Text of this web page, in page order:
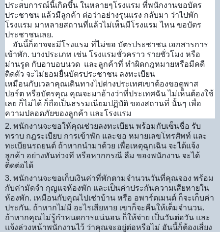
ประสบการณ์นี้เกิดขึ้น ในหลายๆโรงแรม ที่พนักงานขอบัตร
ประชาชน แล้วมีลูกค้า ต่อว่าอย่างรุนแรง กลับมา ว่าไปพัก
โรงแรม มาหลายสถานที่แล้วไม่เห็นมีโรงแรม ไหน ขอบัตร
ประชาชนเลย.
อันนี้ก็อาจจะมีโรงแรม ที่ไม่ขอ บัตรประชาชน เอกสารการ
เข้าพัก. บางประเภท เช่น โรงแรมชั่วคราว รายชั่วโมง หรือ
ม่านรูด กับอาบอบนวด และลูกค้าที่ ทำผิดกฎหมายหรือมีคดี
ติดตัว จะไม่ยอมยื่นบัตรประชาชน ลงทะเบียน
เหมือนกับเวลาคุณเดินทางไปต่างประเทศเขาต้องขอดูพาส
ปอร์ต หรือบัตรคุณ คุณจะมาอ้างว่าที่ประเทศฉัน ไม่เห็นต้องใช้
เลย ก็ไม่ได้ ก็ถือเป็นธรรมเนียมปฏิบัติ ของสถานที่ นั้นๆ เพื่อ
ความปลอดภัยของลูกค้า และโรงแรม
2. พนักงานจะขอให้คุณช่วยลงทะเบียน พร้อมกับเซ็นชื่อ รับ
ทราบ กฎระเบียบ การเข้าพัก และขอ หมายเลขโทรศัพท์ และ
ทะเบียนรถยนต์ ถ้าหากนำมาด้วย เพื่อเหตุฉุกเฉิน จะได้แจ้ง
ลูกค้า อย่างทันท่วงที หรือหากกรณี ลืม ของพนักงาน จะได้
ติดต่อได้
3. พนักงานจะขอเก็บเงินค่าที่พักตามจำนวนวันที่คุณจอง พร้อม
กับค่ามัดจำ กุญแจห้องพัก และเป็นค่าประกันความเสียหายใน
ห้องพัก. เหมือนกับคุณไปเช่าบ้าน หรือ อพาร์ตเมนต์ ก็จะเก็บค่า
ประกัน. ถ้าหากไม่มี อะไรเสียหาย เขาก็จะคืนให้เต็มจำนวน.
ถ้าหากคุณไม่รู้กำหนดการแน่นอน ก็ให้จ่าย เป็นวันต่อวัน และ
แจ้งล่วงหน้าพนักงานไว้ ว่าคุณจะอยู่ต่อหรือไม่ อันนี้ก็ต้องเสี่ยง